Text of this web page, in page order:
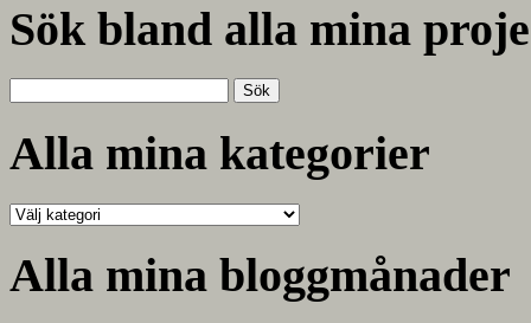
Sök bland alla mina
efter:
Alla mina kategorier
Alla
kategorier
Alla mina bloggmånader